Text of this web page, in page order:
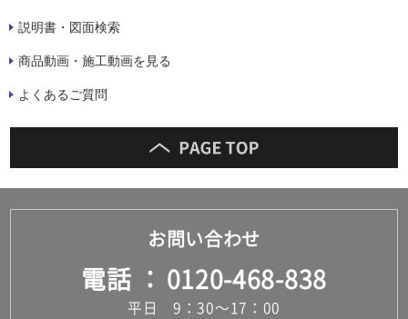
説明書・図面検索
商品動画・施工動画を見る
よくあるご質問
お問い合わせ
電話 0120-468-838
平日 9：30～17：00